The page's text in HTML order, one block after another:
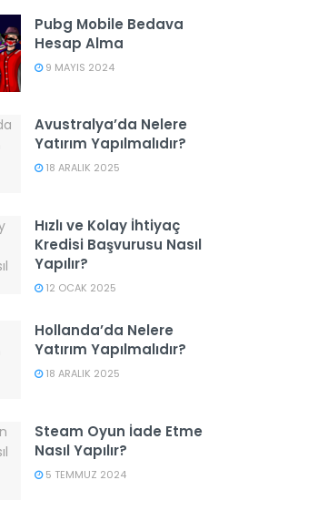
Pubg Mobile Bedava
Hesap Alma
9 MAYIS 2024
Avustralya’da Nelere
Yatırım Yapılmalıdır?
18 ARALIK 2025
Hızlı ve Kolay İhtiyaç
Kredisi Başvurusu Nasıl
Yapılır?
12 OCAK 2025
Hollanda’da Nelere
Yatırım Yapılmalıdır?
18 ARALIK 2025
Steam Oyun İade Etme
Nasıl Yapılır?
5 TEMMUZ 2024